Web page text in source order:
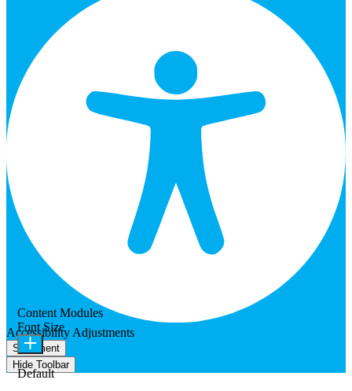
Accessibility Adjustments
Statement
Hide Toolbar
Content Modules
Font Size
Default